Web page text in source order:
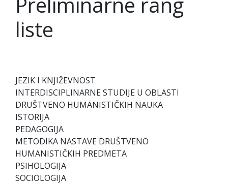
liste
JEZIK I KNJIŽEVNOST
INTERDISCIPLINARNE STUDIJE U OBLASTI
DRUŠTVENO HUMANISTIČKIH NAUKA
ISTORIJA
PEDAGOGIJA
METODIKA NASTAVE DRUŠTVENO
HUMANISTIČKIH PREDMETA
PSIHOLOGIJA
SOCIOLOGIJA